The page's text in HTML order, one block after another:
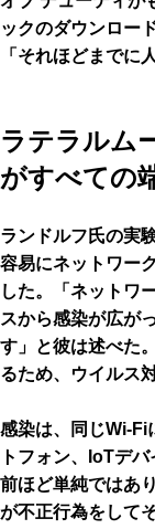
ックのダウンロー
「それほどまでに
ラテラルム
がすべての
ランドルフ氏の実
容易にネットワー
した。「ネットワ
スから感染が広が
す」と彼は述べた
るため、ウイルス
感染は、同じWi-Fi
トフォン、IoTデ
前ほど単純ではあ
が不正行為をして